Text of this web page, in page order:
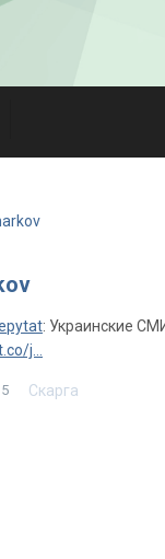
: Украинские
j…
Скарга